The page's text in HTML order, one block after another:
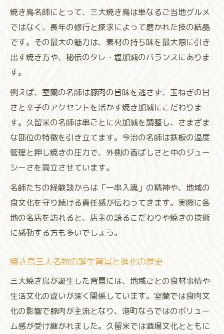
焼き鳥名師にとって、三大焼き鳥は単なるご当地グルメ
ではなく、長年の修行と探求によって磨かれた技の結晶
です。その最大の魅力は、素材の持ち味を最大限に引き
出す焼き方や、秘伝のタレ・塩加減のバランスにありま
す。
例えば、室蘭の名師は豚肉の旨味を逃さず、玉ねぎの甘
さと辛子のアクセントを活かす焼き加減にこだわりま
す。久留米の名師は串ごとに火加減を調整し、さまざま
な部位の特徴を引き立てます。今治の名師は鉄板の温度
管理と押し焼きの圧力で、外側の香ばしさと中のジュー
シーさを両立させています。
名師たちの経験談からは「一串入魂」の精神や、地域の
食文化を守り続ける責任感が伝わってきます。実際に各
地の名店を訪れると、店主の語るこだわりや焼きの技術
に感動する方も多いでしょう。
焼き鳥三大名物の誕生背景と進化の歴史
三大焼き鳥が誕生した背景には、地域ごとの食材事情や
生活文化の違いが深く関係しています。室蘭では食肉文
化の影響で豚肉が主流となり、港町ならではのボリュー
ム感が受け継がれました。久留米では酒場文化とともに